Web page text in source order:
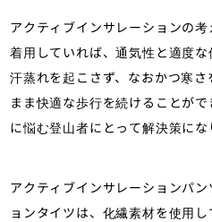
アクティブインサレーションの
着用していれば、通気性と適度な
汗蒸れを起こさず、なおかつ寒
まま快適な歩行を続けることが
に悩む登山者にとって解決策にな
アクティブインサレーションパ
ョンタイツは、化繊素材を使用